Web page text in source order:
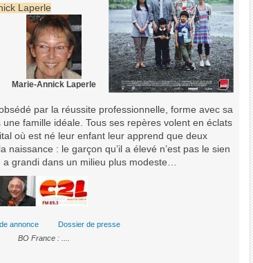
Laperle
Marie-Annick Laperle
par la réussite professionnelle, forme avec sa
famille idéale. Tous ses repères volent en éclats
où est né leur enfant leur apprend que deux
naissance : le garçon qu’il a élevé n’est pas le sien
a grandi dans un milieu plus modeste…
annonce
Dossier de presse
BO France : ....